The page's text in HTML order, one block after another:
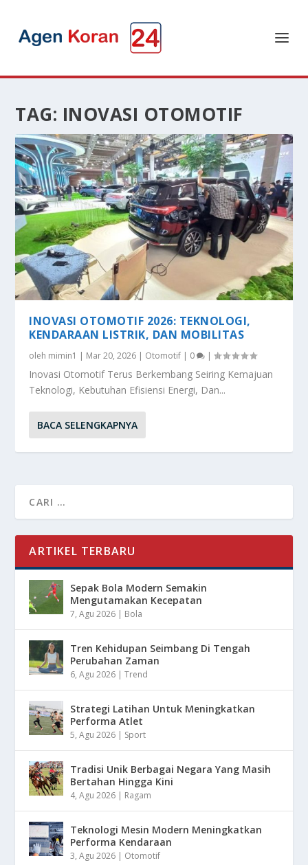
TAG: INOVASI OTOMOTIF
INOVASI OTOMOTIF 2026: TEKNOLOGI,
KENDARAAN LISTRIK, DAN MOBILITAS
oleh mimin1 | Mar 20, 2026 | Otomotif | 0 |
Inovasi Otomotif Terus Berkembang Seiring Kemajuan
Teknologi, Kebutuhan Efisiensi Energi, Dan...
BACA SELENGKAPNYA
ARTIKEL TERBARU
Sepak Bola Modern Semakin
Mengutamakan Kecepatan
7, Agu 2026 | Bola
Tren Kehidupan Seimbang Di Tengah
Perubahan Zaman
6, Agu 2026 |Trend
Strategi Latihan Untuk Meningkatkan
Performa Atlet
5, Agu 2026 | Sport
Tradisi Unik Berbagai Negara Yang Masih
Bertahan Hingga Kini
4, Agu 2026 | Ragam
Teknologi Mesin Modern Meningkatkan
Performa Kendaraan
3, Agu 2026 | Otomotif